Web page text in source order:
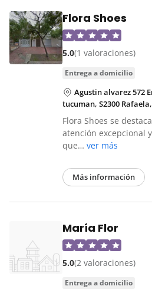
Flora Shoes
5.0(1 valoraciones)
entrega a domicilio
Agustin alvarez 572
tucuman, S2300
Flora Shoes se
atención excepcional
que… ver más
Más información
María Flor
5.0(2 valoraciones)
entrega a domicilio